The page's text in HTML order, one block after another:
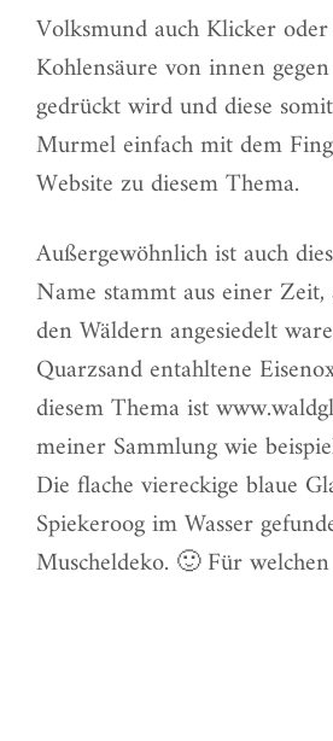
Volksmund auch Klicker
Kohlensäure von innen
gedrückt wird und diese
Murmel einfach mit dem
Website zu diesem Thema.
Außergewöhnlich ist auch
Name stammt aus einer
den Wäldern angesiedelt
Quarzsand entahltene
diesem Thema ist
meiner Sammlung wie
Die flache viereckige blaue
Spiekeroog im Wasser
Muscheldeko. 🙂 Für